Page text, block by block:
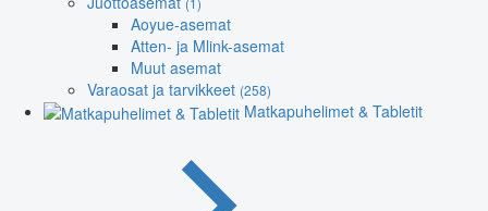
Aoyue-asemat
Atten- ja Mlink-asemat
Muut asemat
Varaosat ja tarvikkeet (258)
Matkapuhelimet & Tabletit